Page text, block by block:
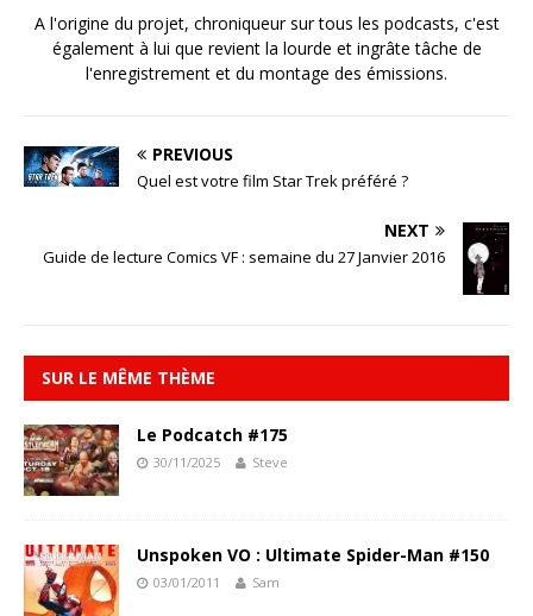
A l'origine du projet, chroniqueur sur tous les podcasts, c'est
également à lui que revient la lourde et ingrâte tâche de
l'enregistrement et du montage des émissions.
PREVIOUS
Quel est votre film Star Trek préféré ?
NEXT
Guide de lecture Comics VF : semaine du 27 Janvier 2016
SUR LE MÊME THÈME
Le Podcatch #175
30/11/2025 Steve
Unspoken VO : Ultimate Spider-Man #150
03/01/2011 Sam